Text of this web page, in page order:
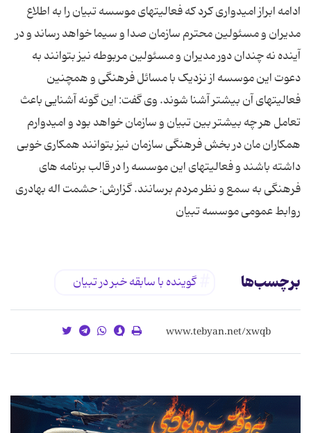
ادامه ابراز امیدواری کرد که فعالیتهای موسسه تبیان را به اطلاع
مدیران و مسئولین محترم سازمان صدا و سیما خواهد رساند و در
آینده نه چندان دور مدیران و مسئولین مربوطه نیز بتوانند به
دعوت این موسسه از نزدیک با مسائل فرهنگی و همچنین
فعالیتهای آن بیشتر آشنا شوند. وی گفت: این گونه آشنایی باعث
تعامل هر چه بیشتر بین تبیان و سازمان خواهد بود و امیدوارم
همکاران مان در بخش فرهنگی سازمان نیز بتوانند همکاری خوبی
داشته باشند و فعالیتهای این موسسه را در قالب برنامه های
فرهنگی به سمع و نظر مردم برسانند. گزارش: حشمت اله بهادری
روابط عمومی موسسه تبیان
برچسب‌ها گوینده با سابقه خبر در تبیان